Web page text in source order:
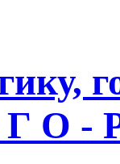
Г О -